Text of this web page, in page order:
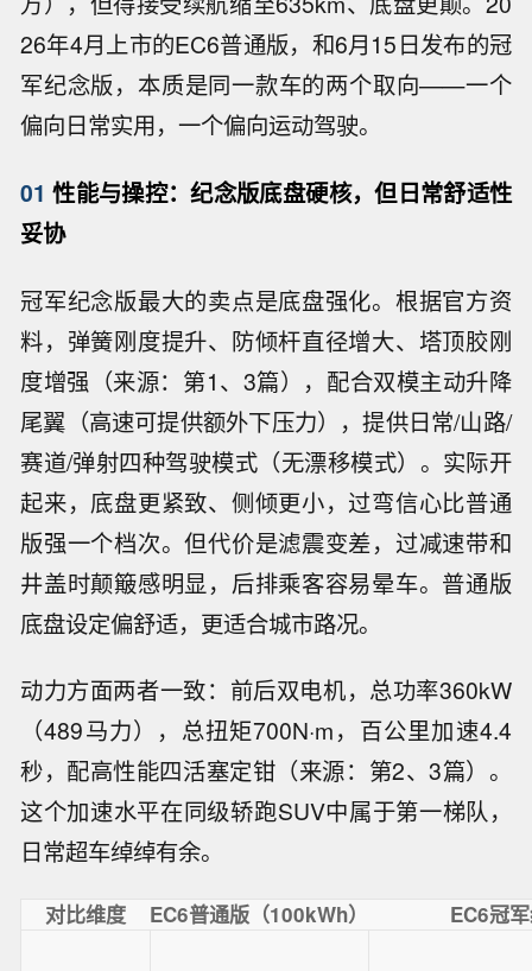
26年4月上市的EC6普通版，和6月15日发布的冠
军纪念版，本质是同一款车的两个取向——一个
偏向日常实用，一个偏向运动驾驶。
01 性能与操控：纪念版底盘硬核，但日常舒适性
妥协
冠军纪念版最大的卖点是底盘强化。根据官方资
料，弹簧刚度提升、防倾杆直径增大、塔顶胶刚
度增强（来源：第1、3篇），配合双模主动升降
尾翼（高速可提供额外下压力），提供日常/山路/
赛道/弹射四种驾驶模式（无漂移模式）。实际开
起来，底盘更紧致、侧倾更小，过弯信心比普通
版强一个档次。但代价是滤震变差，过减速带和
井盖时颠簸感明显，后排乘客容易晕车。普通版
底盘设定偏舒适，更适合城市路况。
动力方面两者一致：前后双电机，总功率360kW
（489马力），总扭矩700N·m，百公里加速4.4
秒，配高性能四活塞定钳（来源：第2、3篇）。
这个加速水平在同级轿跑SUV中属于第一梯队，
日常超车绰绰有余。
对比维度 EC6普通版（100kWh） EC6冠